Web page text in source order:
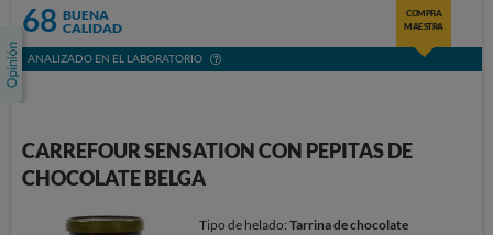
68 BUENA
CALIDAD
COMPRA
MAESTRA
ANALIZADO EN EL LABORATORIO
CARREFOUR SENSATION CON PEPITAS DE
CHOCOLATE BELGA
Tipo de helado:Tarrina de chocolate